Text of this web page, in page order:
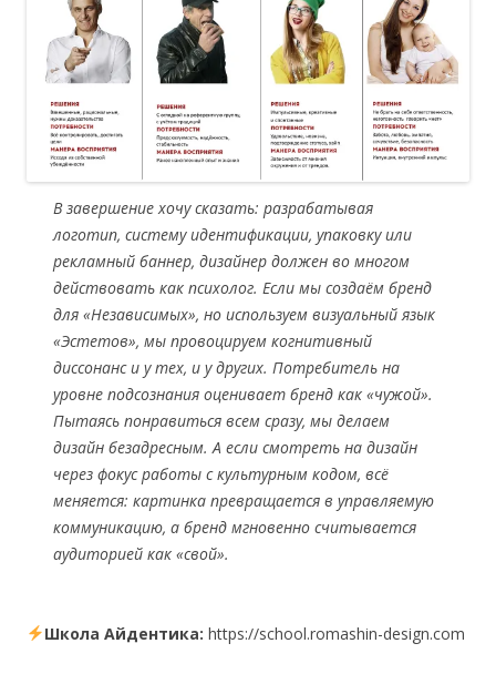
В завершение хочу сказать: разрабатывая
логотип, систему идентификации, упаковку или
рекламный баннер, дизайнер должен во многом
действовать как психолог. Если мы создаём бренд
для «Независимых», но используем визуальный язык
«Эстетов», мы провоцируем когнитивный
диссонанс и у тех, и у других. Потребитель на
уровне подсознания оценивает бренд как «чужой».
Пытаясь понравиться всем сразу, мы делаем
дизайн безадресным. А если смотреть на дизайн
через фокус работы с культурным кодом, всё
меняется: картинка превращается в управляемую
коммуникацию, а бренд мгновенно считывается
аудиторией как «свой».
Школа Айдентика: https://school.romashin-design.com